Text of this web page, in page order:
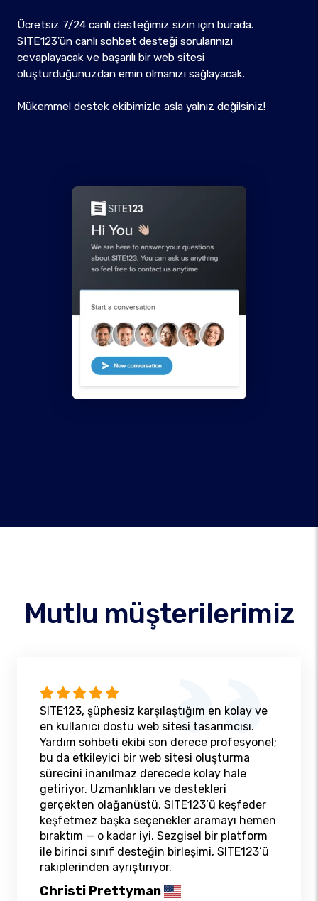
Ücretsiz 7/24 canlı desteğimiz sizin için burada.
SITE123'ün canlı sohbet desteği sorularınızı
cevaplayacak ve başarılı bir web sitesi
oluşturduğunuzdan emin olmanızı sağlayacak.
Mükemmel destek ekibimizle asla yalnız değilsiniz!
Mutlu müşterilerimiz
SITE123, şüphesiz karşılaştığım en kolay ve
en kullanıcı dostu web sitesi tasarımcısı.
Yardım sohbeti ekibi son derece profesyonel;
bu da etkileyici bir web sitesi oluşturma
sürecini inanılmaz derecede kolay hale
getiriyor. Uzmanlıkları ve destekleri
gerçekten olağanüstü. SITE123’ü keşfeder
keşfetmez başka seçenekler aramayı hemen
bıraktım — o kadar iyi. Sezgisel bir platform
ile birinci sınıf desteğin birleşimi, SITE123’ü
rakiplerinden ayrıştırıyor.
Christi Prettyman